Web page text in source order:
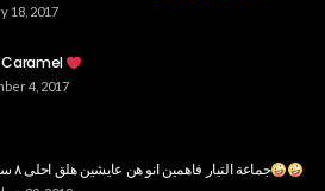
18, 2017
Caramel
4, 2017
جماعة التيار فاهمين انو هن عايشين هلق احلى ٨ سنين صعبين